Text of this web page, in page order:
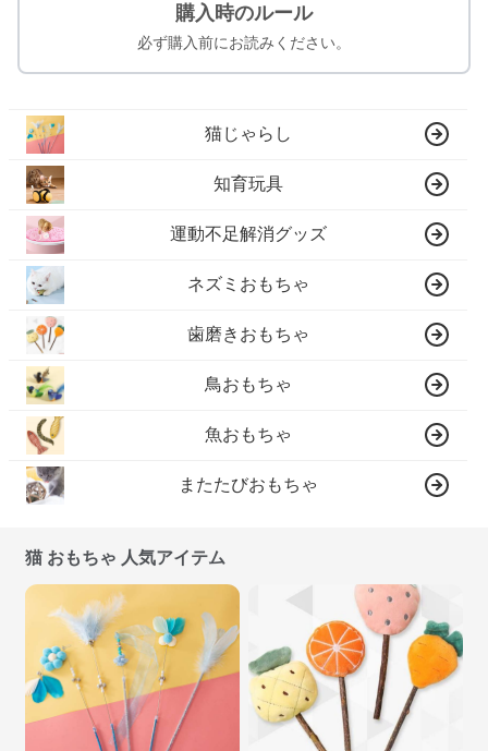
購入時のルール
必ず購入前にお読みください。
猫じゃらし
知育玩具
運動不足解消グッズ
ネズミおもちゃ
歯磨きおもちゃ
鳥おもちゃ
魚おもちゃ
またたびおもちゃ
猫 おもちゃ 人気アイテム